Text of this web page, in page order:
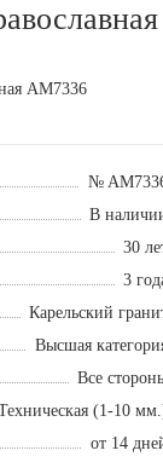
№
В
30
3
Карельский
Высшая
Все
(1-10
от 14